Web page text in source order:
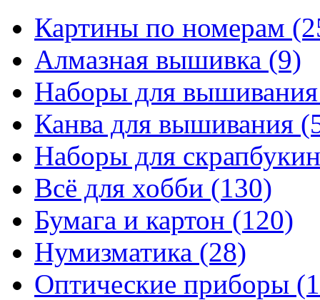
Картины по номерам
Алмазная вышивка (9)
Наборы для
Канва для вышивания
Наборы для
Всё для хобби (130)
Бумага и картон (120)
Нумизматика (28)
Оптические приборы